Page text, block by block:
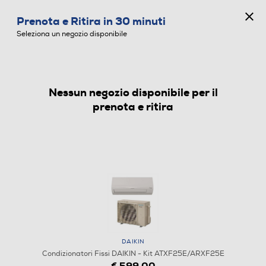
CONDIZIONATORI FISSI
Prenota e Ritira in 30 minuti
Seleziona un negozio disponibile
Nessun negozio disponibile per il
prenota e ritira
DAIKIN
Condizionatori Fissi DAIKIN - Kit ATXF25E/ARXF25E